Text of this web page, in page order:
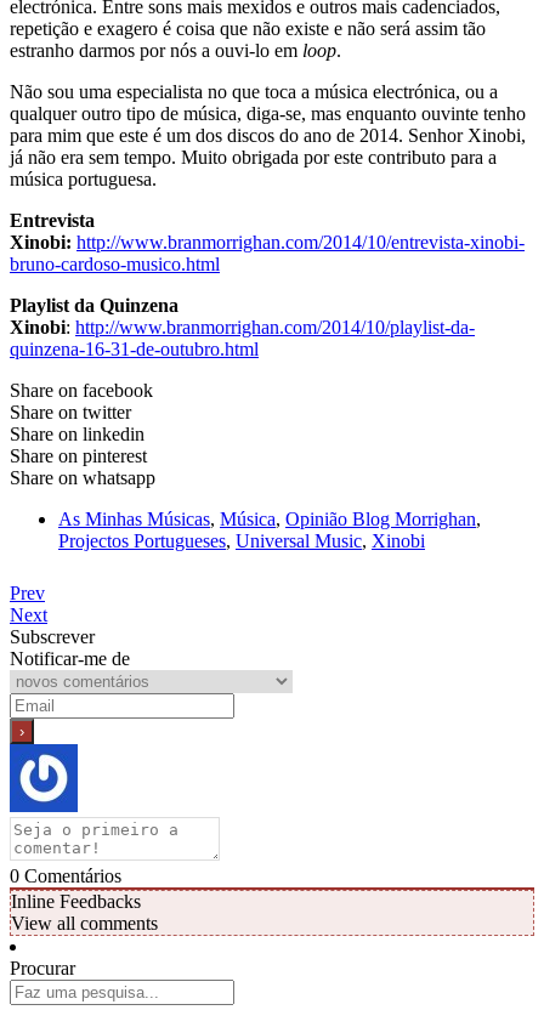
electrónica. Entre sons mais mexidos e outros mais cadenciados,
repetição e exagero é coisa que não existe e não será assim tão
estranho darmos por nós a ouvi-lo em loop.
Não sou uma especialista no que toca a música electrónica, ou a
qualquer outro tipo de música, diga-se, mas enquanto ouvinte tenho
para mim que este é um dos discos do ano de 2014. Senhor Xinobi,
já não era sem tempo. Muito obrigada por este contributo para a
música portuguesa.
Entrevista
Xinobi: http://www.branmorrighan.com/2014/10/entrevista-xinobi-
bruno-cardoso-musico.html
Playlist da Quinzena
Xinobi: http://www.branmorrighan.com/2014/10/playlist-da-
quinzena-16-31-de-outubro.html
Share on facebook
Share on twitter
Share on linkedin
Share on pinterest
Share on whatsapp
As Minhas Músicas, Música, Opinião Blog Morrighan,
Projectos Portugueses, Universal Music, Xinobi
Prev
Next
Subscrever
Notificar-me de
0 Comentários
Inline Feedbacks
View all comments
Procurar